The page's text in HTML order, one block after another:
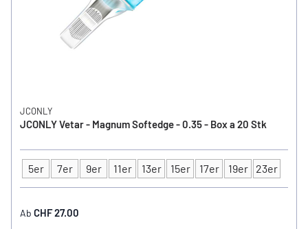
JCONLY
JCONLY Vetar - Magnum Softedge - 0.35 - Box a 20 Stk
Typ
5er 7er 9er 11er 13er 15er 17er 19er 23er
Ab CHF 27.00